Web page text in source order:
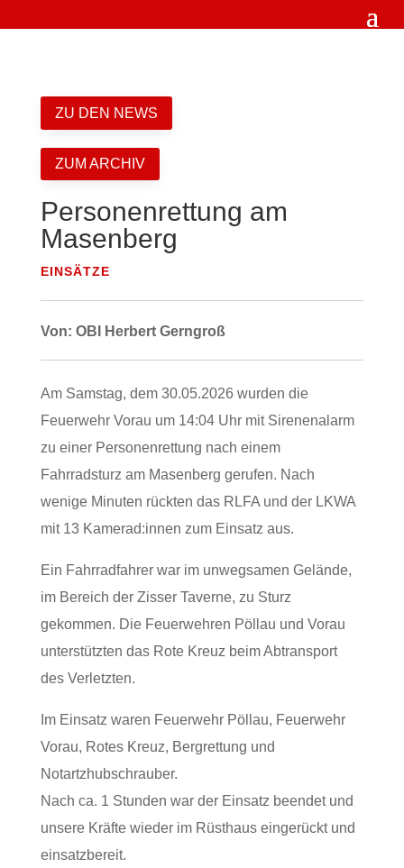
ZU DEN NEWS
ZUM ARCHIV
Personenrettung am
Masenberg
EINSÄTZE
Von: OBI Herbert Gerngroß
Am Samstag, dem 30.05.2026 wurden die
Feuerwehr Vorau um 14:04 Uhr mit Sirenenalarm
zu einer Personenrettung nach einem
Fahrradsturz am Masenberg gerufen. Nach
wenige Minuten rückten das RLFA und der LKWA
mit 13 Kamerad:innen zum Einsatz aus.
Ein Fahrradfahrer war im unwegsamen Gelände,
im Bereich der Zisser Taverne, zu Sturz
gekommen. Die Feuerwehren Pöllau und Vorau
unterstützten das Rote Kreuz beim Abtransport
des Verletzten.
Im Einsatz waren Feuerwehr Pöllau, Feuerwehr
Vorau, Rotes Kreuz, Bergrettung und
Notartzhubschrauber.
Nach ca. 1 Stunden war der Einsatz beendet und
unsere Kräfte wieder im Rüsthaus eingerückt und
einsatzbereit.